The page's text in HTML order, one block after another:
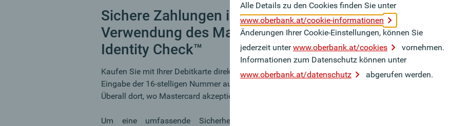
Sichere Zahlungen im Internet unter
Verwendung des Mastercard®
Identity Check™
Kaufen Sie mit Ihrer Debitkarte direkt im Onlineshop ein - unter
Eingabe der 16-stelligen Nummer auf der Karten-Vorderseite.
Überall dort, wo Mastercard akzeptiert wird.
Um eine umfassende Sicherheit beim Online-Einkauf zu
Alle Details zu den Cookies finden Sie unter
www.oberbank.at/cookie-informationen
Änderungen Ihrer Cookie-Einstellungen, können Sie
jederzeit unterwww.oberbank.at/cookies
vornehmen.
Informationen zum Datenschutz können unter
www.oberbank.at/datenschutz
abgerufen werden.